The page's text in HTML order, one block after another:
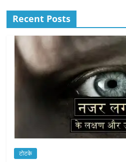
Recent Posts
टोटके